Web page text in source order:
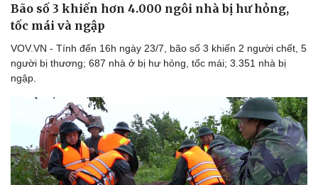
Bão số 3 khiến hơn 4.000 ngôi nhà bị hư hỏng,
tốc mái và ngập
VOV.VN - Tính đến 16h ngày 23/7, bão số 3 khiến 2 người chết, 5
người bị thương; 687 nhà ở bị hư hỏng, tốc mái; 3.351 nhà bị
ngập.